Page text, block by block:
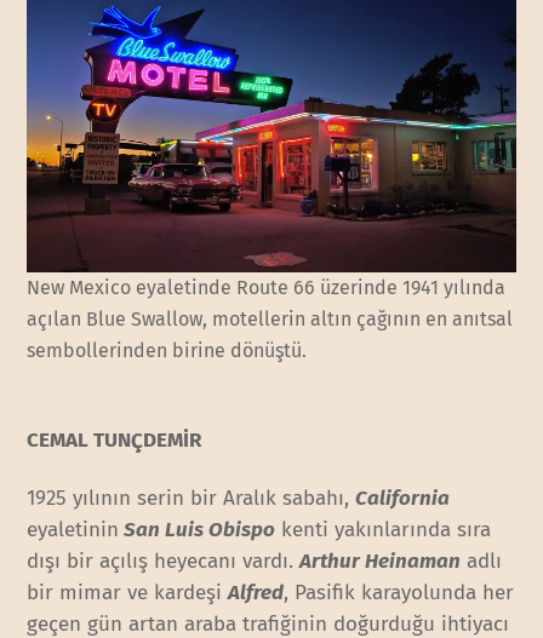
New Mexico eyaletinde Route 66 üzerinde 1941 yılında
açılan Blue Swallow, motellerin altın çağının en anıtsal
sembollerinden birine dönüştü.
CEMAL TUNÇDEMİR
1925 yılının serin bir Aralık sabahı,California
eyaletinin San Luis Obispo kenti yakınlarında sıra
dışı bir açılış heyecanı vardı.Arthur Heinaman adlı
bir mimar ve kardeşiAlfred, Pasifik karayolunda her
geçen gün artan araba trafiğinin doğurduğu ihtiyacı